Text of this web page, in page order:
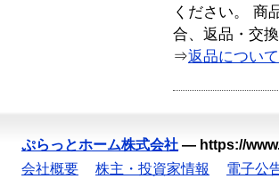
ください。 商
合、返品・交
⇒返品につい
ぷらっとホーム株式会社 — https://
会社概要
株主・投資家情報 電子公